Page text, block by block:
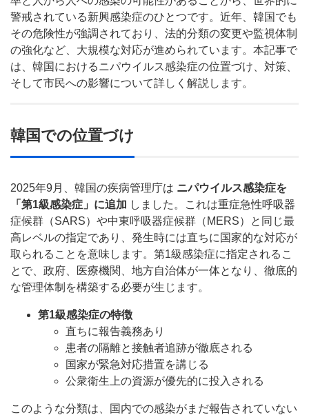
警戒されている新興感染症のひとつです。近年、韓国でも
その危険性が強調されており、法的分類の変更や監視体制
の強化など、大規模な対応が進められています。本記事で
は、韓国におけるニパウイルス感染症の位置づけ、対策、
そして市民への影響について詳しく解説します。
韓国での位置づけ
2025年9月、韓国の疾病管理庁は ニパウイルス感染症を
「第1級感染症」に追加 しました。これは重症急性呼吸器
症候群（SARS）や中東呼吸器症候群（MERS）と同じ最
高レベルの指定であり、発生時には直ちに国家的な対応が
取られることを意味します。第1級感染症に指定されるこ
とで、政府、医療機関、地方自治体が一体となり、徹底的
な管理体制を構築する必要が生じます。
第1級感染症の特徴
直ちに報告義務あり
患者の隔離と接触者追跡が徹底される
国家が緊急対応措置を講じる
公衆衛生上の資源が優先的に投入される
このような分類は、国内での感染がまだ報告されていない